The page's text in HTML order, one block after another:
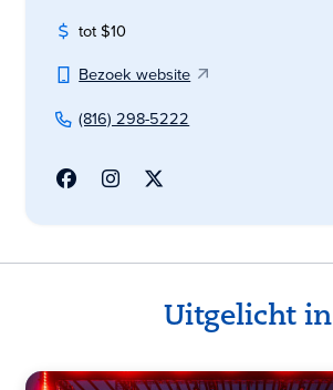
tot $10
Bezoek website
(816) 298-5222
Uitgelicht in